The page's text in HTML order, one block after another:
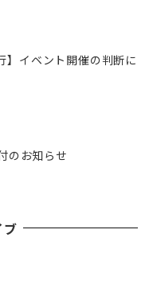
】イベント開催の判断に
のお知らせ
ブ